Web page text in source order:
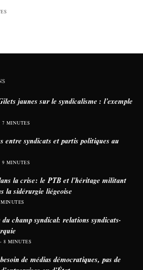
jaunes sur le syndicalisme : l’exemple
7 MINUTES
entre syndicats et partis politiques au
9 MINUTES
la crise: le PTB et l’héritage militant
la sidérurgie liégeoise
champ syndical: relations syndicats-
8 MINUTES
de médias démocratiques, pas de